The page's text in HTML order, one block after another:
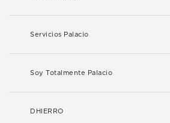
Servicios Palacio
Soy Totalmente Palacio
DHIERRO